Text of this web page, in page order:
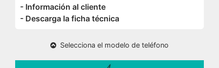
- Información al cliente
- Descarga la ficha técnica
Selecciona el modelo de teléfono